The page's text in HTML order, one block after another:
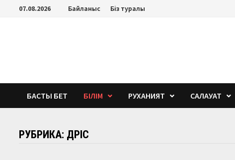
Перейти07.08.2026 Байланыс Біз туралы
БАСТЫ БЕТ БІЛІМ РУХАНИЯТ САЛАУАТ
РУБРИКА: ДӘРІС